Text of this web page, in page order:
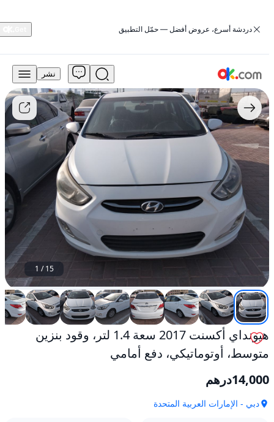
‏دردشة أسرع، عروض أفضل — حمّل التطبيق
14,000
درهم
للبيع
هيونداي
أكسنت
2017
سعة
1.4
بنزين
متوسط،
أوتوماتيكي،
مستعمل
نشر
1 /15
هيونداي أكسنت 2017 سعة 1.4 لتر، وقود بنزين
متوسط، أوتوماتيكي، دفع أمامي
14,000درهم
دبي - الإمارات العربية المتحدة